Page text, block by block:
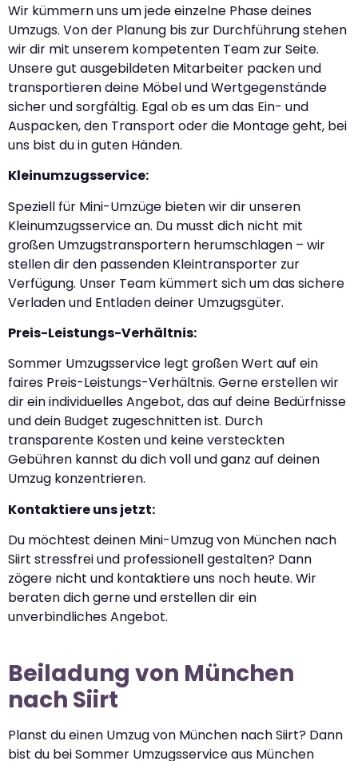
Wir kümmern uns um jede einzelne Phase deines
Umzugs. Von der Planung bis zur Durchführung stehen
wir dir mit unserem kompetenten Team zur Seite.
Unsere gut ausgebildeten Mitarbeiter packen und
transportieren deine Möbel und Wertgegenstände
sicher und sorgfältig. Egal ob es um das Ein- und
Auspacken, den Transport oder die Montage geht, bei
uns bist du in guten Händen.
Kleinumzugsservice:
Speziell für Mini-Umzüge bieten wir dir unseren
Kleinumzugsservice an. Du musst dich nicht mit
großen Umzugstransportern herumschlagen – wir
stellen dir den passenden Kleintransporter zur
Verfügung. Unser Team kümmert sich um das sichere
Verladen und Entladen deiner Umzugsgüter.
Preis-Leistungs-Verhältnis:
Sommer Umzugsservice legt großen Wert auf ein
faires Preis-Leistungs-Verhältnis. Gerne erstellen wir
dir ein individuelles Angebot, das auf deine Bedürfnisse
und dein Budget zugeschnitten ist. Durch
transparente Kosten und keine versteckten
Gebühren kannst du dich voll und ganz auf deinen
Umzug konzentrieren.
Kontaktiere uns jetzt:
Du möchtest deinen Mini-Umzug von München nach
Siirt stressfrei und professionell gestalten? Dann
zögere nicht und kontaktiere uns noch heute. Wir
beraten dich gerne und erstellen dir ein
unverbindliches Angebot.
Beiladung von München
nach Siirt
Planst du einen Umzug von München nach Siirt? Dann
bist du bei Sommer Umzugsservice aus München